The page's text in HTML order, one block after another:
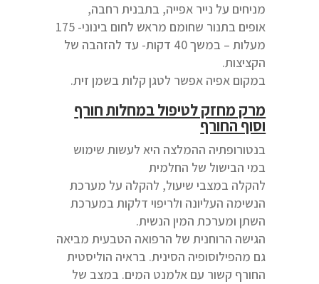
מניחים על נייר אפייה, בתבנית רחבה,
אופים בתנור שחומם מראש לחום בינוני- 175
מעלות – במשך 40 דקות- עד להזהבה של
הקציצות.
במקום אפיה אפשר לטגן קלות בשמן זית.
מרק מחזק לטיפול במחלות חורף
וסוף החורף
בנטורופתיה ההמלצה היא לעשות שימוש
במי הבישול של החלמית
להקלה במצבי שיעול, להקלה על מערכת
הנשימה העליונה ולריפוי דלקות במערכת
השתן ומערכת המין הנשית.
הגישה הרוחנית של הרפואה הטבעית מביאה
גם מהפילוסופיה הסינית. בראיה הוליסטית
החורף קשור עם אלמנט המים. במצב של